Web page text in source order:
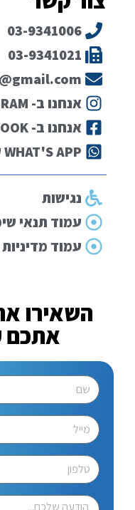
03-9341006
03-9341021
אנחנו ב- INSTAGRAM
אנחנו ב- FACEBOOK
WHAT'S APP שלנו
נגישות
עמוד תנאי
עמוד
השאירו
אתכם